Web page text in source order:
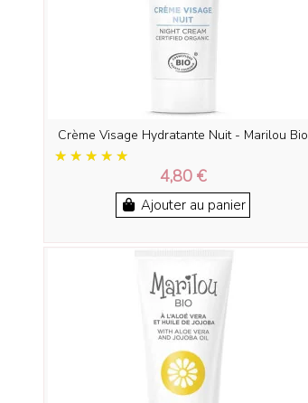
Crème Visage Hydratante Nuit - Marilou Bio
4,80 €
Ajouter au panier